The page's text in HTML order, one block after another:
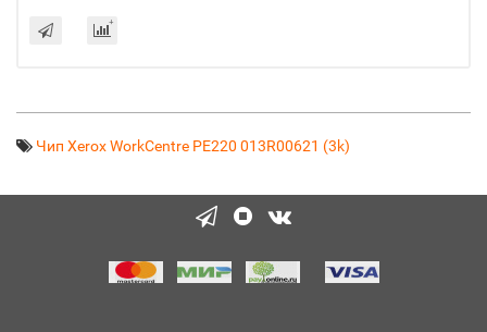
Чип Xerox WorkCentre PE220 013R00621 (3k)